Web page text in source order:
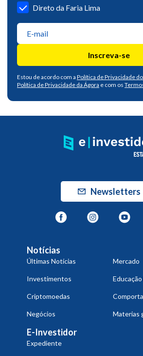
Direto da Faria Lima
Inscreva-se
Estou de acordo com a Política de Privacidade
Política de Privacidade da Ágora e com os
Newsletters
Notícias
Últimas Notícias Mercado
Investimentos
Criptomoedas
Negócios Materias
E-Investidor
Expediente